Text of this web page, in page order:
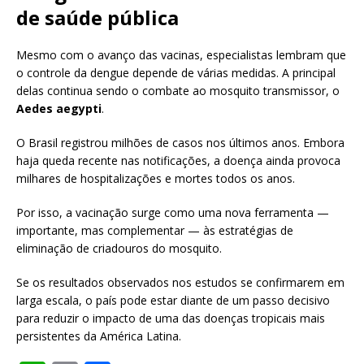
de saúde pública
Mesmo com o avanço das vacinas, especialistas lembram que
o controle da dengue depende de várias medidas. A principal
delas continua sendo o combate ao mosquito transmissor, o
Aedes aegypti.
O Brasil registrou milhões de casos nos últimos anos. Embora
haja queda recente nas notificações, a doença ainda provoca
milhares de hospitalizações e mortes todos os anos.
Por isso, a vacinação surge como uma nova ferramenta —
importante, mas complementar — às estratégias de
eliminação de criadouros do mosquito.
Se os resultados observados nos estudos se confirmarem em
larga escala, o país pode estar diante de um passo decisivo
para reduzir o impacto de uma das doenças tropicais mais
persistentes da América Latina.